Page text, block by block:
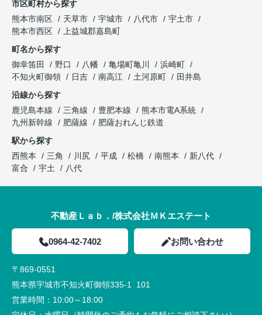
市区町村から探す
熊本市南区
天草市 宇城市 八代市
宇土市
熊本市西区
上益城郡嘉島町
町名から探す
御幸笛田
野口 八幡 亀場町亀川
浜崎町
不知火町御領
日吉 南高江 土河原町
田井島
沿線から探す
鹿児島本線
三角線 豊肥本線
熊本市電A系統
九州新幹線
肥薩線
肥薩おれんじ鉄道
駅から探す
西熊本
三角 川尻 平成 松橋 南熊本
新八代
富合
宇土 八代
不動産Ｌａｂ．/株式会社ＭＫエステート
0964-42-7402 お問い合わせ
〒869-0551
熊本県宇城市不知火町御領335-1 101
営業時間： 10:00～18:00